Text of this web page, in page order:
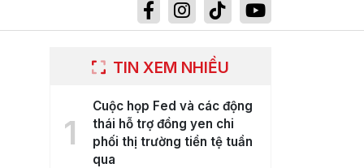
TIN XEM NHIỀU
1
Cuộc họp Fed và các động
thái hỗ trợ đồng yen chi
phối thị trường tiền tệ tuần
qua